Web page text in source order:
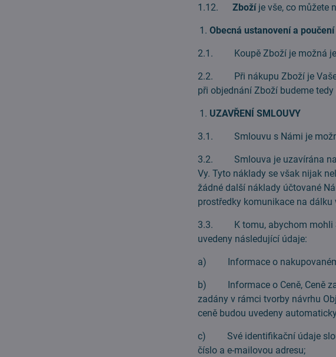
1.12.Zbožíje vše, co můžete
Obecná ustanovení a poučení
2.1. Koupě Zboží je možná
2.2. Při nákupu Zboží je Vaše
při objednání Zboží budeme
UZAVŘENÍ SMLOUVY
3.1. Smlouvu s Námi je
3.2. Smlouva je uzavírána na
Vy. Tyto náklady se však nijak
žádné další náklady účtované
prostředky komunikace na dálku
3.3. K tomu, abychom mohli
uvedeny následující údaje:
a) Informace o nakupovaném
b) Informace o Ceně, Ceně za
zadány v rámci tvorby návrhu
ceně budou uvedeny
c) Své identifikační údaje
číslo a e-mailovou adresu;